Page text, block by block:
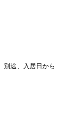
別途、入居日から